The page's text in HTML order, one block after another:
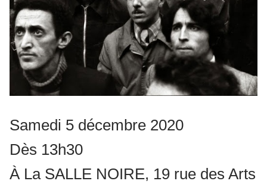
Samedi 5 décembre 2020
Dès 13h30
À La SALLE NOIRE, 19 rue des Arts